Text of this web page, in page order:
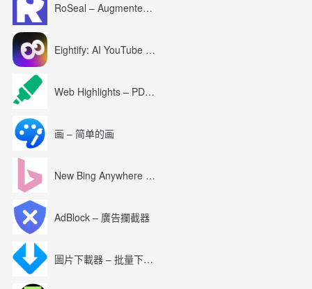
RoSeal – Augmented Roblox Experience
Eightify: AI YouTube Summary with ChatGPT
Web Highlights – PDF & Web Highlighter
画 – 简单的画
New Bing Anywhere (Bing Chat GPT-4)
AdBlock – 廣告攔截器
圖片下載器 – 批量下載圖片